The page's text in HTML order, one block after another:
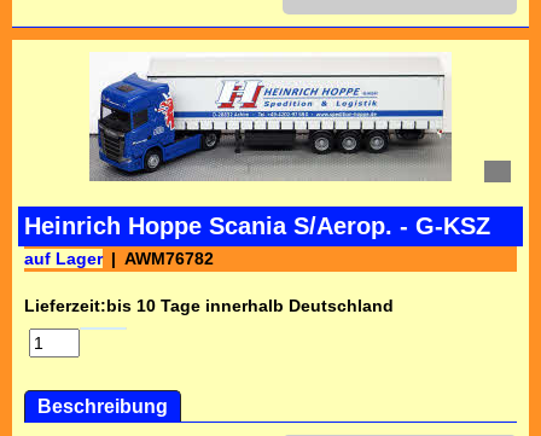
Heinrich Hoppe Scania S/Aerop. - G-KSZ
auf Lager AWM76782
Lieferzeit:bis 10 Tage innerhalb Deutschland
Beschreibung